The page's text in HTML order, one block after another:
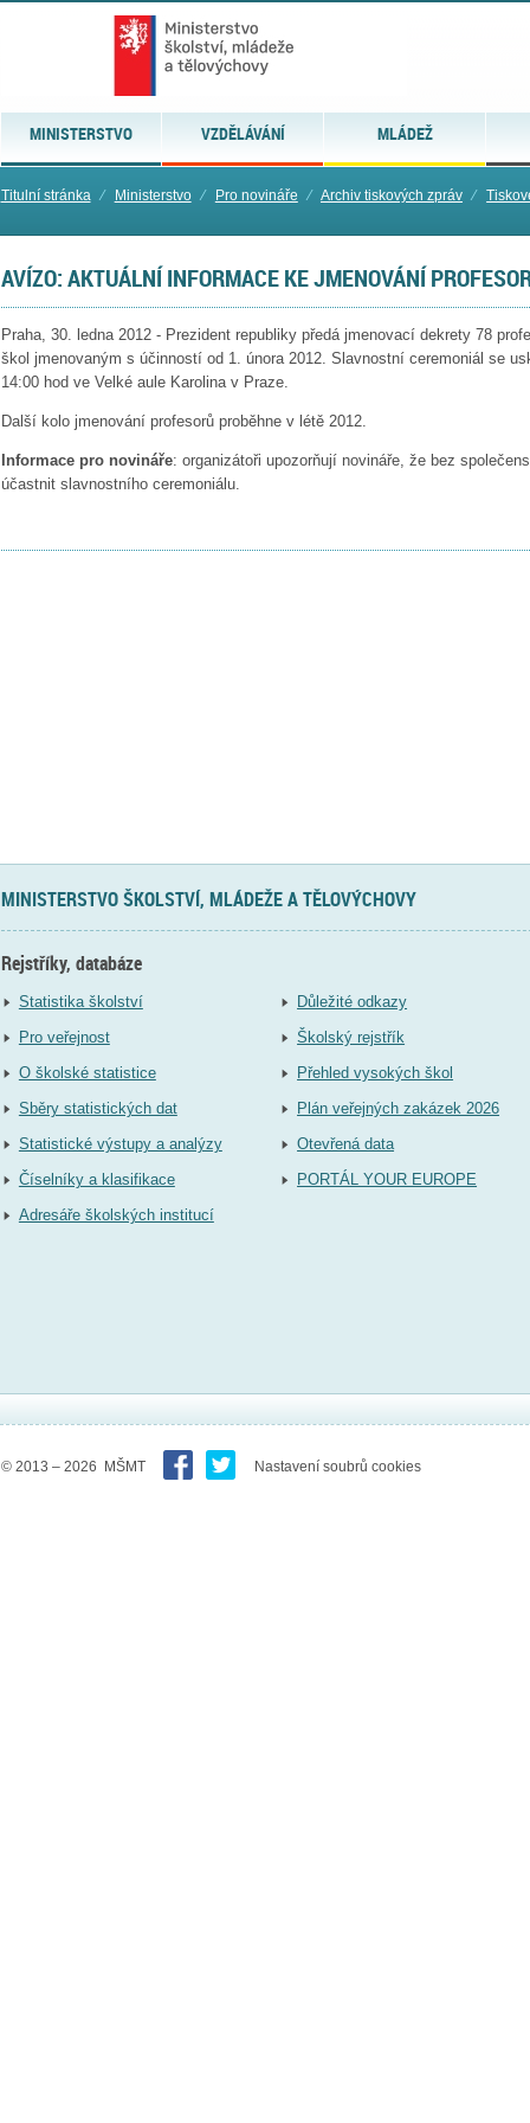
MINISTERSTVO VZDĚLÁVÁNÍ MLÁDEŽ
Titulní stránka ⁄ Ministerstvo ⁄ Pro novináře ⁄ Archiv tiskových zpráv ⁄
AVÍZO: AKTUÁLNÍ INFORMACE KE JMENOVÁNÍ
Praha, 30. ledna 2012 - Prezident republiky předá jmenovací dekrety 78
škol jmenovaným s účinností od 1. února 2012. Slavnostní ceremoniál se
14:00 hod ve Velké aule Karolina v Praze.
Další kolo jmenování profesorů proběhne v létě 2012.
Informace pro novináře: organizátoři upozorňují novináře, že bez
účastnit slavnostního ceremoniálu.
MINISTERSTVO ŠKOLSTVÍ, MLÁDEŽE A TĚLOVÝCHOVY
Rejstříky, databáze
Statistika školství
Pro veřejnost
O školské statistice
Sběry statistických dat
Statistické výstupy a analýzy
Číselníky a klasifikace
Adresáře školských institucí
Důležité odkazy
Školský rejstřík
Přehled vysokých škol
Plán veřejných zakázek 2026
Otevřená data
PORTÁL YOUR EUROPE
© 2013 – 2026 MŠMT Nastavení soubrů cookies